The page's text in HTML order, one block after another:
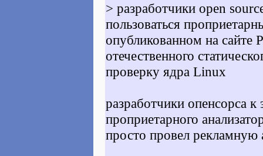
> разработчики open
пользоваться
опубликованном на сайте
отечественного
проверку ядра Linux
разработчики опенсорса
проприетарного
просто провел рекламную